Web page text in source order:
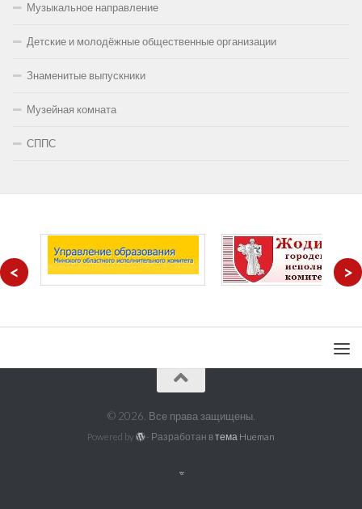
Музыкальное направление
Детские и молодёжные общественные организации
Знаменитые выпускники
Музейная комната
СППС
< >
© 2026. Все права защищены.
Powered by - Разработан втема Hueman